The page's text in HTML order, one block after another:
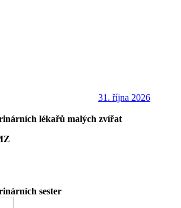
31. října 2026
lékařů malých zvířat
sester